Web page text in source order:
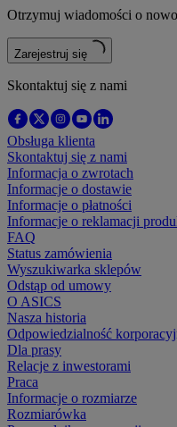
Otrzymuj wiadomości o
Zarejestruj się
Skontaktuj się z nami
Obsługa klienta
Skontaktuj się z nami
Informacja o zwrotach
Informacje o dostawie
Informacje o płatności
Informacje o reklamacji
FAQ
Status zamówienia
Wyszukiwarka sklepów
Odstąp od umowy
O ASICS
Nasza historia
Odpowiedzialność
Dla prasy
Relacje z inwestorami
Praca
Informacje o rozmiarze
Rozmiarówka